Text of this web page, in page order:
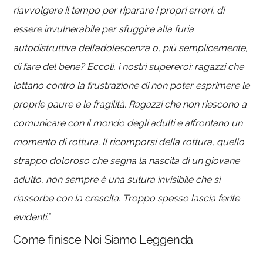
riavvolgere il tempo per riparare i propri errori, di
essere invulnerabile per sfuggire alla furia
autodistruttiva dell’adolescenza o, più semplicemente,
di fare del bene? Eccoli, i nostri supereroi: ragazzi che
lottano contro la frustrazione di non poter esprimere le
proprie paure e le fragilità. Ragazzi che non riescono a
comunicare con il mondo degli adulti e affrontano un
momento di rottura. Il ricomporsi della rottura, quello
strappo doloroso che segna la nascita di un giovane
adulto, non sempre è una sutura invisibile che si
riassorbe con la crescita. Troppo spesso lascia ferite
evidenti.”
Come finisce Noi Siamo Leggenda